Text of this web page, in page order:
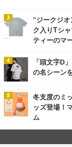
“ジークジ
ク入りTシ
ティーのマ
「頭文字D
の名シーン
冬支度のミ
ッズ登場！
ム